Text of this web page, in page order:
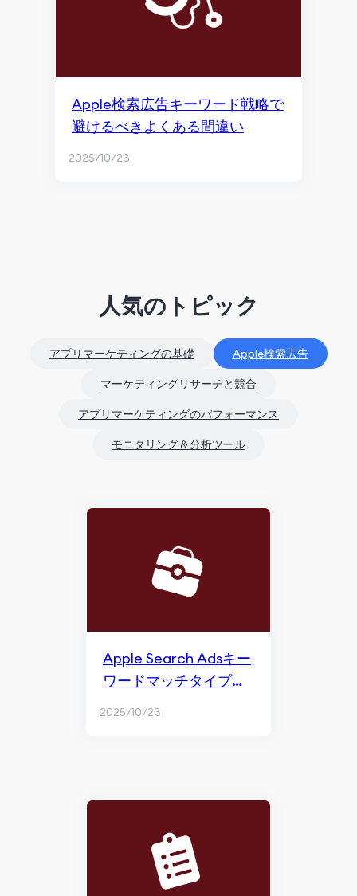
Apple検索広告キーワード戦略で
避けるべきよくある間違い
2025/10/23
人気のトピック
アプリマーケティングの基礎 Apple検索広告
マーケティングリサーチと競合
アプリマーケティングのパフォーマンス
モニタリング＆分析ツール
Apple Search Adsキー
ワードマッチタイプの
2025/10/23